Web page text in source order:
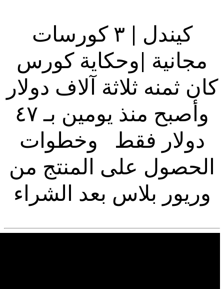
كيندل | ٣ كورسات
مجانية |وحكاية كورس
كان ثمنه ثلاثة آلاف دولار
وأصبح منذ يومين بـ ٤٧
دولار فقط وخطوات
الحصول على المنتج من
وريور بلاس بعد الشراء